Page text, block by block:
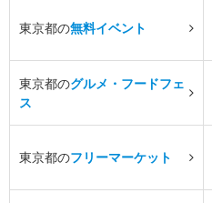
東京都の無料イベント
東京都のグルメ・フードフェ
ス
東京都のフリーマーケット